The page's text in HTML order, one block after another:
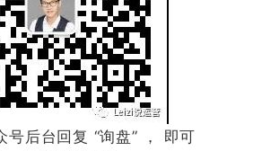
号后台回复 “询盘” ， 即可